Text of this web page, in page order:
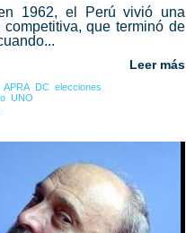
1962, el Perú vivió una
que terminó de
Leer más
APRA DC elecciones
UNO